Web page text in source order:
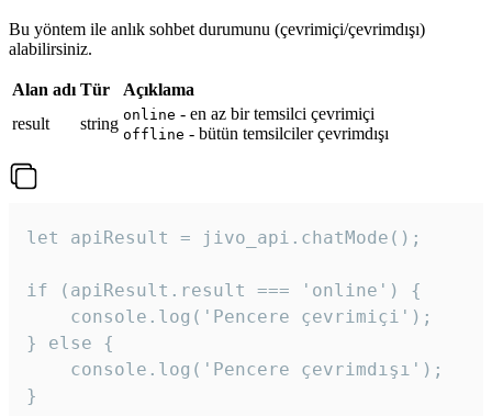
Bu yöntem ile anlık sohbet durumunu (çevrimiçi/çevrimdışı)
alabilirsiniz.
Alan adı Tür
Açıklama
result
string online - en az bir temsilci çevrimiçi
offline - bütün temsilciler çevrimdışı
let apiResult = jivo_api.chatMode();
if (apiResult.result === 'online') {
    console.log('Pencere çevrimiçi');
} else {
    console.log('Pencere çevrimdışı');
}